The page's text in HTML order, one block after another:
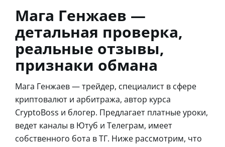
Мага Генжаев —
детальная проверка,
реальные отзывы,
признаки обмана
Мага Генжаев — трейдер, специалист в сфере
криптовалют и арбитража, автор курса
CryptoBoss и блогер. Предлагает платные уроки,
ведет каналы в Ютуб и Телеграм, имеет
собственного бота в ТГ. Ниже рассмотрим, что